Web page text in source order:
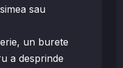
sau
un burete
a desprinde